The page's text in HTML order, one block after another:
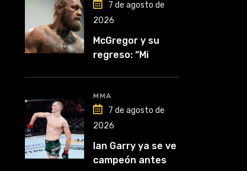
7 de agosto de
2026
McGregor y su
regreso: “Mi
MMA
7 de agosto de
2026
Ian Garry ya se ve
campeón antes